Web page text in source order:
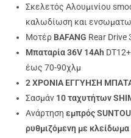
πελάτηΣκελετός Αλουμινίου
καλωδίωση και
Mοτέρ BAFANG Rear Drive
Μπαταρία 36V 14Ah
έως 70-90χλμ
2 ΧΡΟΝΙΑ ΕΓΓΥΗΣΗ
Σασμάν 10 ταχυτήτων
Ανάρτησηεμπρός
ρυθμιζόμενη με κλείδωμα